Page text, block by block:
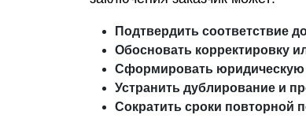
Подтвердить соответствие
Обосновать корректировку
Сформировать юридическую
Устранить дублирование и
Сократить сроки повторной